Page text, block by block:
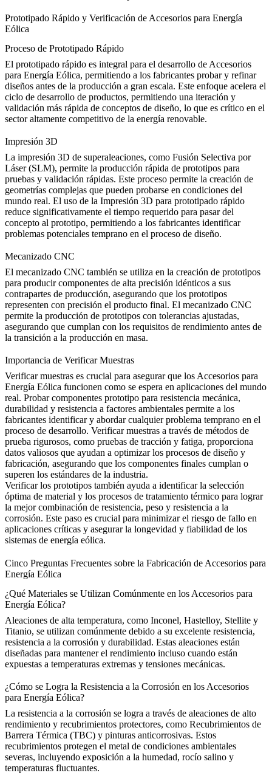
Prototipado Rápido y Verificación de Accesorios para Energía
Eólica
Proceso de Prototipado Rápido
El prototipado rápido es integral para el desarrollo de Accesorios
para Energía Eólica, permitiendo a los fabricantes probar y refinar
diseños antes de la producción a gran escala. Este enfoque acelera el
ciclo de desarrollo de productos, permitiendo una iteración y
validación más rápida de conceptos de diseño, lo que es crítico en el
sector altamente competitivo de la energía renovable.
Impresión 3D
La impresión 3D de superaleaciones, como Fusión Selectiva por
Láser (SLM), permite la producción rápida de prototipos para
pruebas y validación rápidas. Este proceso permite la creación de
geometrías complejas que pueden probarse en condiciones del
mundo real. El uso de la Impresión 3D para prototipado rápido
reduce significativamente el tiempo requerido para pasar del
concepto al prototipo, permitiendo a los fabricantes identificar
problemas potenciales temprano en el proceso de diseño.
Mecanizado CNC
El mecanizado CNC también se utiliza en la creación de prototipos
para producir componentes de alta precisión idénticos a sus
contrapartes de producción, asegurando que los prototipos
representen con precisión el producto final. El mecanizado CNC
permite la producción de prototipos con tolerancias ajustadas,
asegurando que cumplan con los requisitos de rendimiento antes de
la transición a la producción en masa.
Importancia de Verificar Muestras
Verificar muestras es crucial para asegurar que los Accesorios para
Energía Eólica funcionen como se espera en aplicaciones del mundo
real. Probar componentes prototipo para resistencia mecánica,
durabilidad y resistencia a factores ambientales permite a los
fabricantes identificar y abordar cualquier problema temprano en el
proceso de desarrollo. Verificar muestras a través de métodos de
prueba rigurosos, como pruebas de tracción y fatiga, proporciona
datos valiosos que ayudan a optimizar los procesos de diseño y
fabricación, asegurando que los componentes finales cumplan o
superen los estándares de la industria.
Verificar los prototipos también ayuda a identificar la selección
óptima de material y los procesos de tratamiento térmico para lograr
la mejor combinación de resistencia, peso y resistencia a la
corrosión. Este paso es crucial para minimizar el riesgo de fallo en
aplicaciones críticas y asegurar la longevidad y fiabilidad de los
sistemas de energía eólica.
Cinco Preguntas Frecuentes sobre la Fabricación de Accesorios para
Energía Eólica
¿Qué Materiales se Utilizan Comúnmente en los Accesorios para
Energía Eólica?
Aleaciones de alta temperatura, como Inconel, Hastelloy, Stellite y
Titanio, se utilizan comúnmente debido a su excelente resistencia,
resistencia a la corrosión y durabilidad. Estas aleaciones están
diseñadas para mantener el rendimiento incluso cuando están
expuestas a temperaturas extremas y tensiones mecánicas.
¿Cómo se Logra la Resistencia a la Corrosión en los Accesorios
para Energía Eólica?
La resistencia a la corrosión se logra a través de aleaciones de alto
rendimiento y recubrimientos protectores, como Recubrimientos de
Barrera Térmica (TBC) y pinturas anticorrosivas. Estos
recubrimientos protegen el metal de condiciones ambientales
severas, incluyendo exposición a la humedad, rocío salino y
temperaturas fluctuantes.